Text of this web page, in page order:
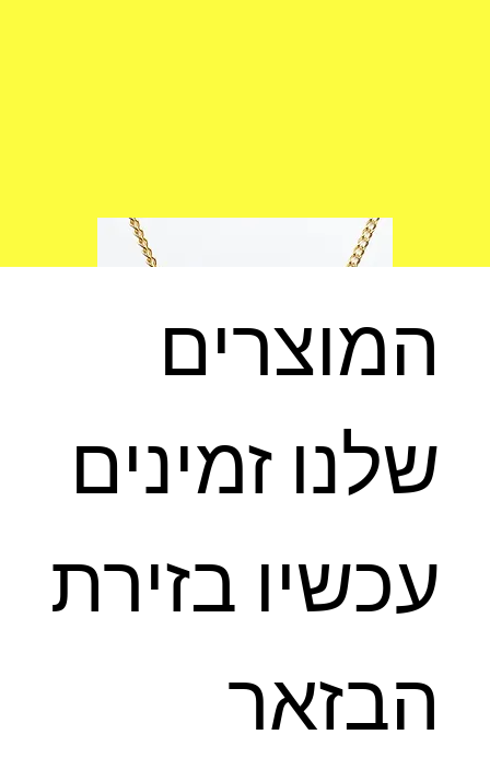
המוצרים
שלנו זמינים
עכשיו בזירת
הבזאר